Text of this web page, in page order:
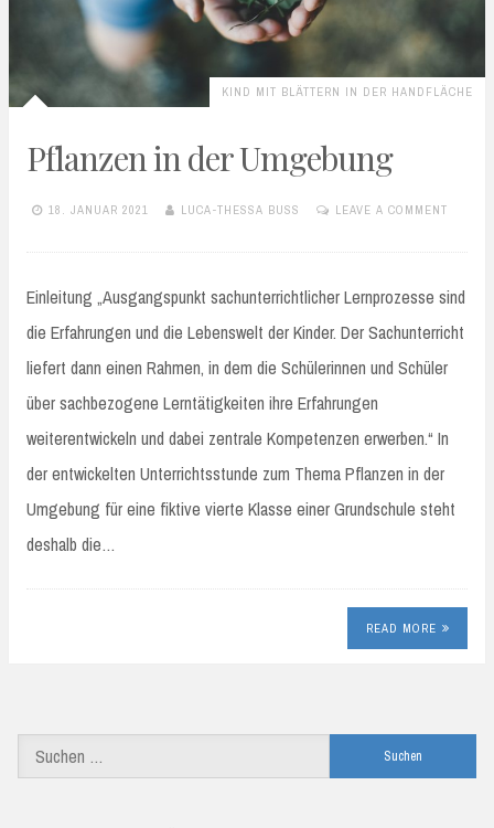
KIND MIT BLÄTTERN IN DER HANDFLÄCHE
Pflanzen in der Umgebung
18. JANUAR 2021 LUCA-THESSA BUSS LEAVE A COMMENT
Einleitung „Ausgangspunkt sachunterrichtlicher Lernprozesse sind
die Erfahrungen und die Lebenswelt der Kinder. Der Sachunterricht
liefert dann einen Rahmen, in dem die Schülerinnen und Schüler
über sachbezogene Lerntätigkeiten ihre Erfahrungen
weiterentwickeln und dabei zentrale Kompetenzen erwerben.“ In
der entwickelten Unterrichtsstunde zum Thema Pflanzen in der
Umgebung für eine fiktive vierte Klasse einer Grundschule steht
deshalb die…
READ MORE
nach: